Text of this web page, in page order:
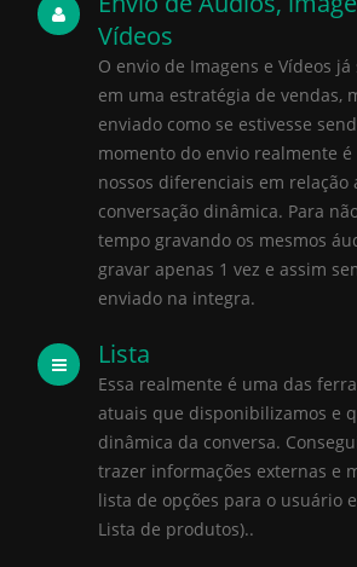
Vídeos
O envio de Imagens e Vídeos já
em uma estratégia de vendas,
enviado como se estivesse
momento do envio realmente é
nossos diferenciais em relação
conversação dinâmica. Para
tempo gravando os mesmos
gravar apenas 1 vez e assim
enviado na integra.
Lista
Essa realmente é uma das
atuais que disponibilizamos e
dinâmica da conversa.
trazer informações externas e
lista de opções para o usuário
Lista de produtos)..